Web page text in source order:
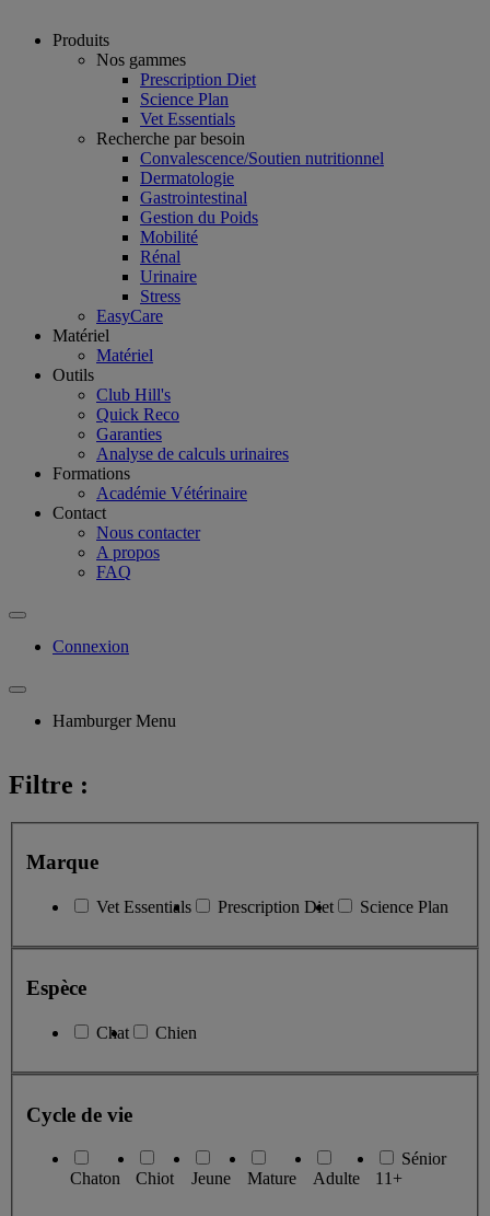
Produits
Nos gammes
Prescription Diet
Science Plan
Vet Essentials
Recherche par besoin
Convalescence/Soutien nutritionnel
Dermatologie
Gastrointestinal
Gestion du Poids
Mobilité
Rénal
Urinaire
Stress
EasyCare
Matériel
Matériel
Outils
Club Hill's
Quick Reco
Garanties
Analyse de calculs urinaires
Formations
Académie Vétérinaire
Contact
Nous contacter
A propos
FAQ
Connexion
Hamburger Menu
Filtre :
Marque
Vet Essentials Prescription Diet Science Plan
Espèce
Chat Chien
Cycle de vie
Chaton Chiot Jeune Mature Adulte
Sénior
11+